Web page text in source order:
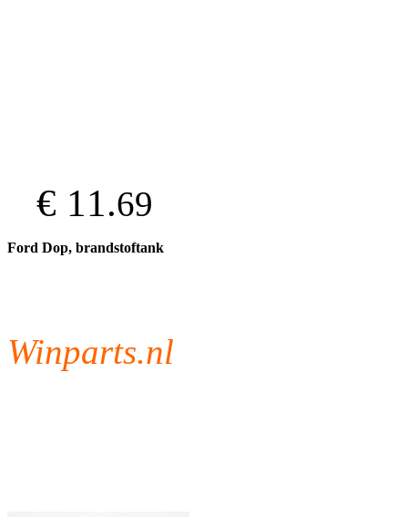
€ 11.69
Ford Dop, brandstoftank
Winparts.nl